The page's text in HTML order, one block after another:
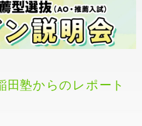
田塾からのレポート